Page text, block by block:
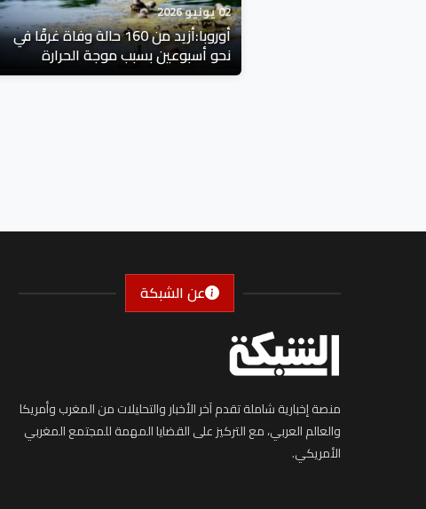
02 يونيو 2026
أوروبا:أزيد من 160 حالة وفاة غرقًا في
نحو أسبوعين بسبب موجة الحرارة
عن الشبكة
منصة إخبارية شاملة تقدم آخر الأخبار والتحليلات من المغرب وأمريكا
والعالم العربي، مع التركيز على القضايا المهمة للمجتمع المغربي
الأمريكي.